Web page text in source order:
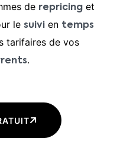
de repricinget
le suivi en temps
tarifaires de vos
.